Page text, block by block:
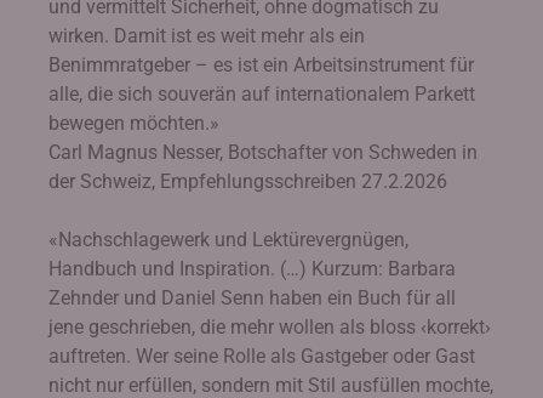
und vermittelt Sicherheit, ohne dogmatisch zu
wirken. Damit ist es weit mehr als ein
Benimmratgeber – es ist ein Arbeitsinstrument für
alle, die sich souverän auf internationalem Parkett
bewegen möchten.»
Carl Magnus Nesser, Botschafter von Schweden in
der Schweiz, Empfehlungsschreiben 27.2.2026
«Nachschlagewerk und Lektürevergnügen,
Handbuch und Inspiration. (…) Kurzum: Barbara
Zehnder und Daniel Senn haben ein Buch für all
jene geschrieben, die mehr wollen als bloss ‹korrekt›
auftreten. Wer seine Rolle als Gastgeber oder Gast
nicht nur erfüllen, sondern mit Stil ausfüllen mochte,